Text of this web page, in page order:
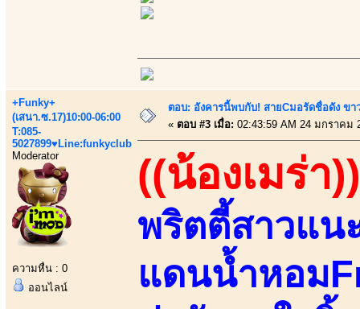
+Funky+
(เสนา.ซ.17)10:00-06:00
T:085-
5027899♥Line:funkyclub
Moderator
ความหื่น : 0
ออนไลน์
ตอบ: อังคารนี้พบกับ! สายCมอรัดชื่อดัง ขา
« ตอบ #3 เมื่อ: 02:43:59 AM 24 มกราคม
((น้องเมร่า))
พริตตี้สาวแน
แดนน้ำหอม